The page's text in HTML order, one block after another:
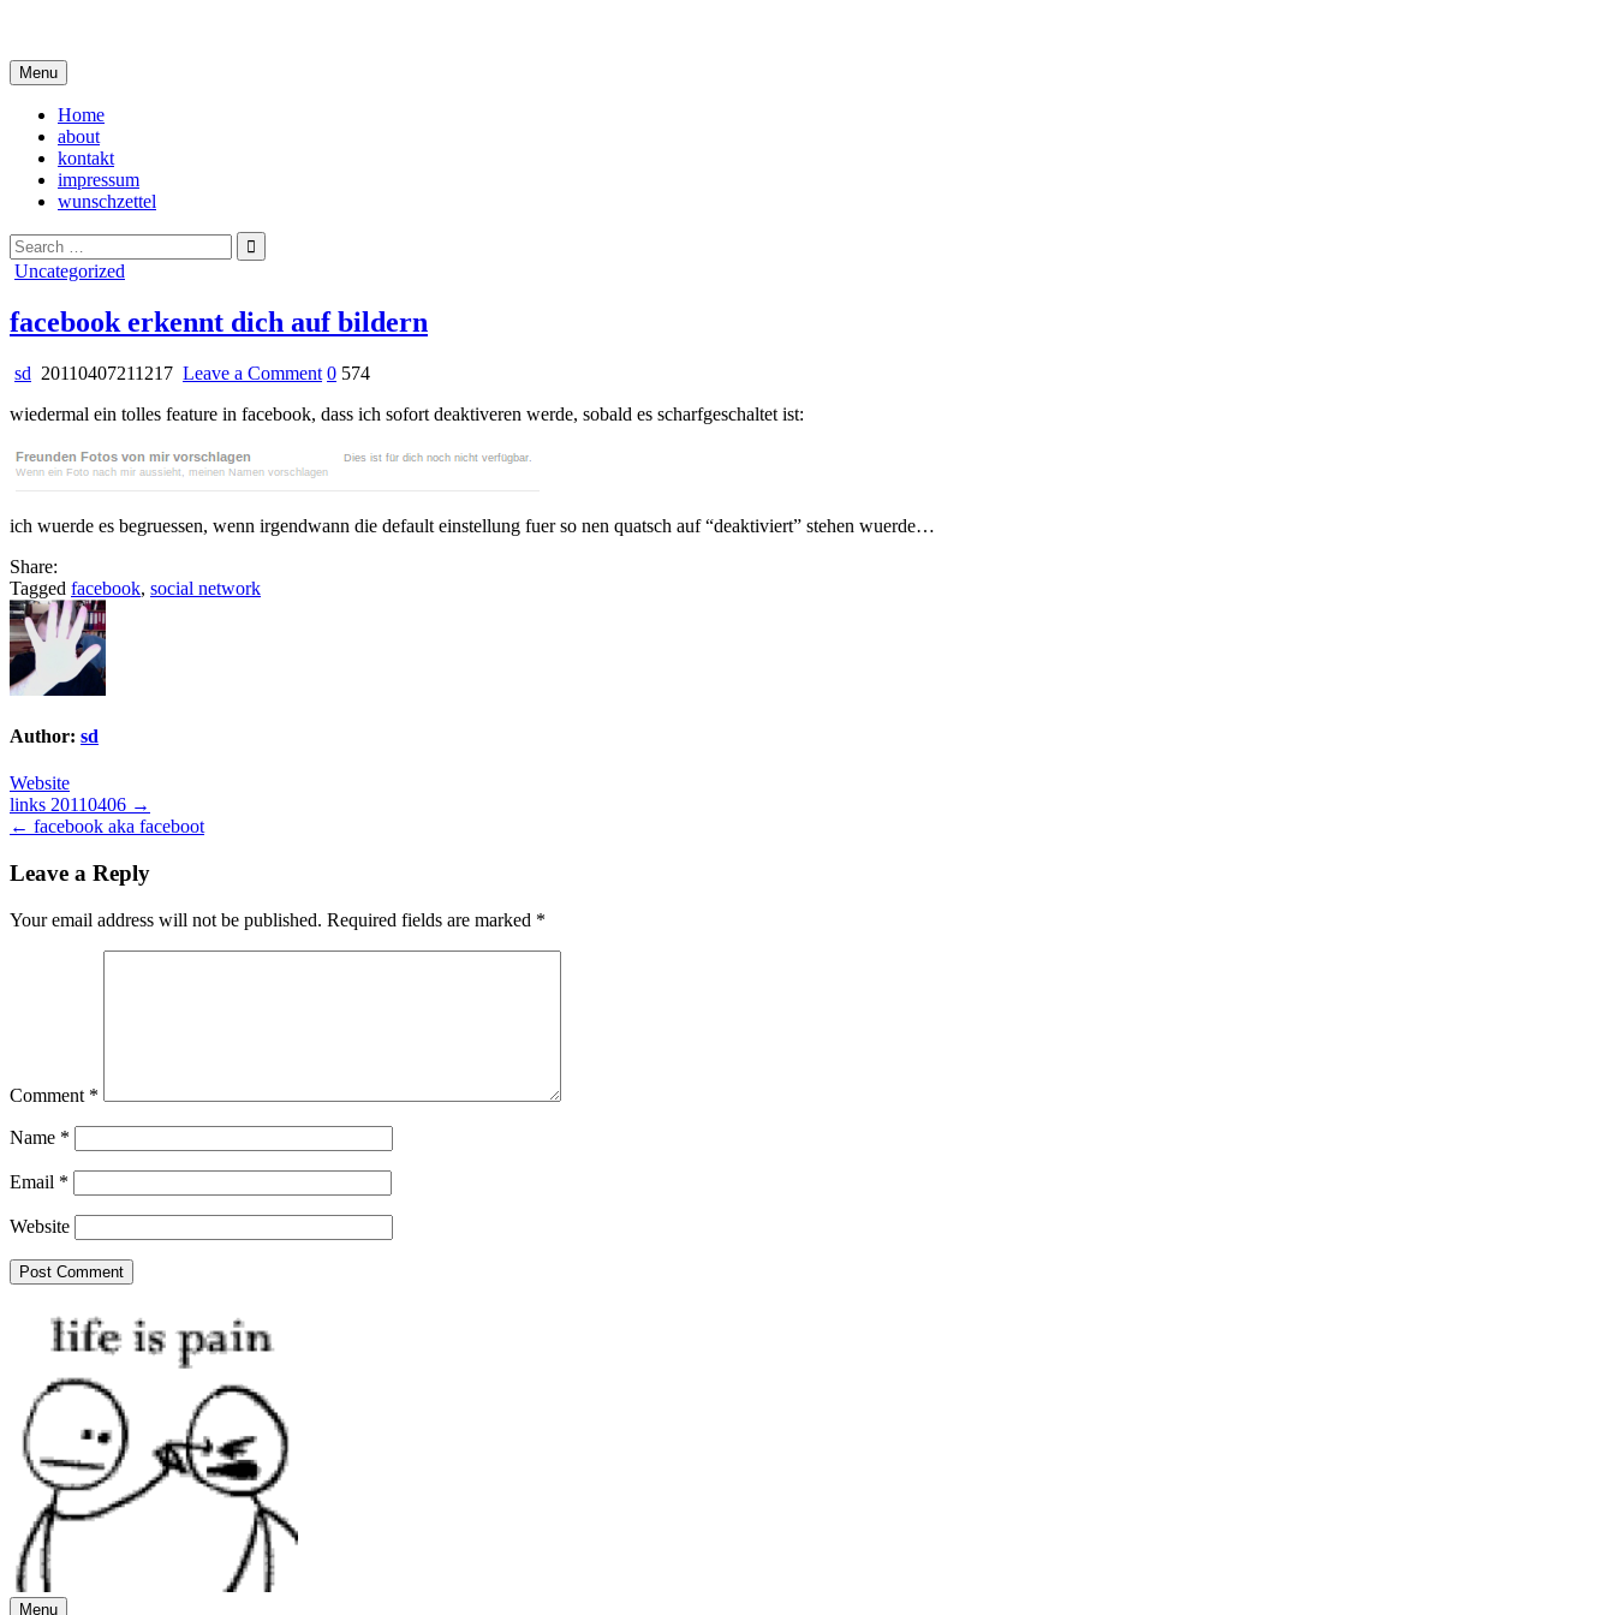
content
Menu
Home
about
kontakt
impressum
wunschzettel
Search
for:
Posted
Uncategorized
facebook erkennt dich auf bildern
sd 20110407211217 Leave a Commenton
erkennt
auf
bildern
0 574
wiedermal ein tolles feature in facebook, dass ich sofort deaktiveren werde, sobald es scharfgeschaltet ist:
ich wuerde es begruessen, wenn irgendwann die default einstellung fuer so nen quatsch auf “deaktiviert” stehen wuerde…
Share:
Tagged facebook, social network
Author: sd
Website
Post
navigation
links 20110406 →
← facebook aka faceboot
Leave a Reply
Your email address will not be published. Required fields are marked *
Comment *
Name *
Email *
Website
Menu